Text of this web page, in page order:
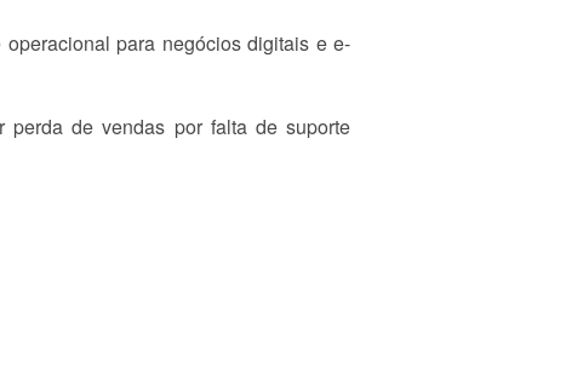
para negócios digitais e e-
perda de vendas por falta de suporte